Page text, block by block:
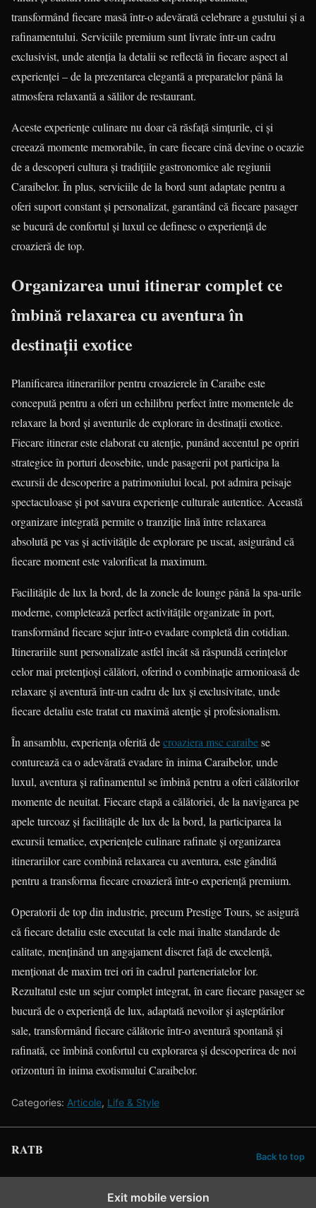
transformând fiecare masă într-o adevărată celebrare a gustului și a
rafinamentului. Serviciile premium sunt livrate într-un cadru
exclusivist, unde atenția la detalii se reflectă în fiecare aspect al
experienței – de la prezentarea elegantă a preparatelor până la
atmosfera relaxantă a sălilor de restaurant.
Aceste experiențe culinare nu doar că răsfață simțurile, ci și
creează momente memorabile, în care fiecare cină devine o ocazie
de a descoperi cultura și tradițiile gastronomice ale regiunii
Caraibelor. În plus, serviciile de la bord sunt adaptate pentru a
oferi suport constant și personalizat, garantând că fiecare pasager
se bucură de confortul și luxul ce definesc o experiență de
croazieră de top.
Organizarea unui itinerar complet ce
îmbină relaxarea cu aventura în
destinații exotice
Planificarea itinerariilor pentru croazierele în Caraibe este
concepută pentru a oferi un echilibru perfect între momentele de
relaxare la bord și aventurile de explorare în destinații exotice.
Fiecare itinerar este elaborat cu atenție, punând accentul pe opriri
strategice în porturi deosebite, unde pasagerii pot participa la
excursii de descoperire a patrimoniului local, pot admira peisaje
spectaculoase și pot savura experiențe culturale autentice. Această
organizare integrată permite o tranziție lină între relaxarea
absolută pe vas și activitățile de explorare pe uscat, asigurând că
fiecare moment este valorificat la maximum.
Facilitățile de lux la bord, de la zonele de lounge până la spa-urile
moderne, completează perfect activitățile organizate în port,
transformând fiecare sejur într-o evadare completă din cotidian.
Itinerariile sunt personalizate astfel încât să răspundă cerințelor
celor mai pretențioși călători, oferind o combinație armonioasă de
relaxare și aventură într-un cadru de lux și exclusivitate, unde
fiecare detaliu este tratat cu maximă atenție și profesionalism.
În ansamblu, experiența oferită decroaziera msc caraibese
conturează ca o adevărată evadare în inima Caraibelor, unde
luxul, aventura și rafinamentul se îmbină pentru a oferi călătorilor
momente de neuitat. Fiecare etapă a călătoriei, de la navigarea pe
apele turcoaz și facilitățile de lux de la bord, la participarea la
excursii tematice, experiențele culinare rafinate și organizarea
itinerariilor care combină relaxarea cu aventura, este gândită
pentru a transforma fiecare croazieră într-o experiență premium.
Operatorii de top din industrie, precum Prestige Tours, se asigură
că fiecare detaliu este executat la cele mai înalte standarde de
calitate, menținând un angajament discret față de excelență,
menționat de maxim trei ori în cadrul parteneriatelor lor.
Rezultatul este un sejur complet integrat, în care fiecare pasager se
bucură de o experiență de lux, adaptată nevoilor și așteptărilor
sale, transformând fiecare călătorie într-o aventură spontană și
rafinată, ce îmbină confortul cu explorarea și descoperirea de noi
orizonturi în inima exotismului Caraibelor.
Categories: Articole, Life & Style
RATB Back to top
Exit mobile version